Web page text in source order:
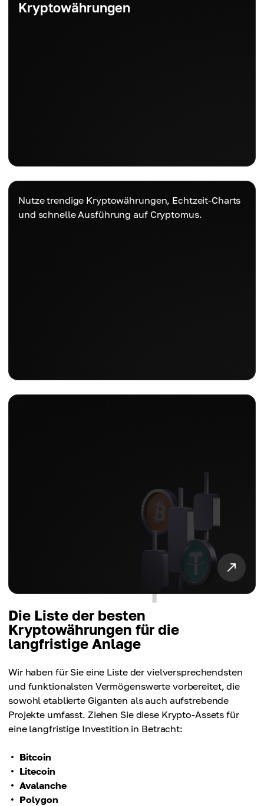
Kryptowährungen
Nutze trendige Kryptowährungen, Echtzeit-Charts
und schnelle Ausführung auf Cryptomus.
Die Liste der besten
Kryptowährungen für die
langfristige Anlage
Wir haben für Sie eine Liste der vielversprechendsten
und funktionalsten Vermögenswerte vorbereitet, die
sowohl etablierte Giganten als auch aufstrebende
Projekte umfasst. Ziehen Sie diese Krypto-Assets für
eine langfristige Investition in Betracht:
Bitcoin
Litecoin
Avalanche
Polygon